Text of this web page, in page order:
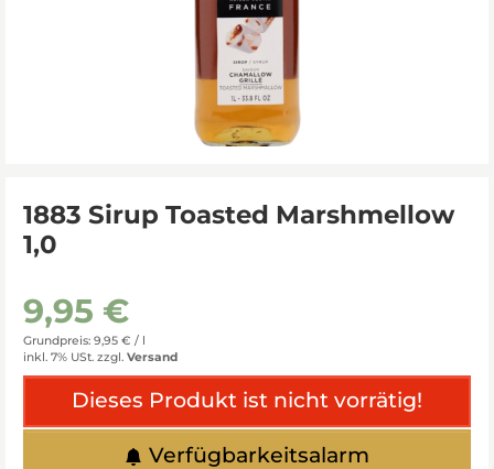
1883 Sirup Toasted Marshmellow
1,0
9,95 €
Grundpreis: 9,95 € / l
inkl. 7% USt. zzgl. Versand
Dieses Produkt ist nicht vorrätig!
Verfügbarkeitsalarm